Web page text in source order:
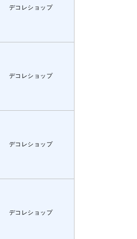
デコレショップ
デコレショップ
デコレショップ
デコレショップ